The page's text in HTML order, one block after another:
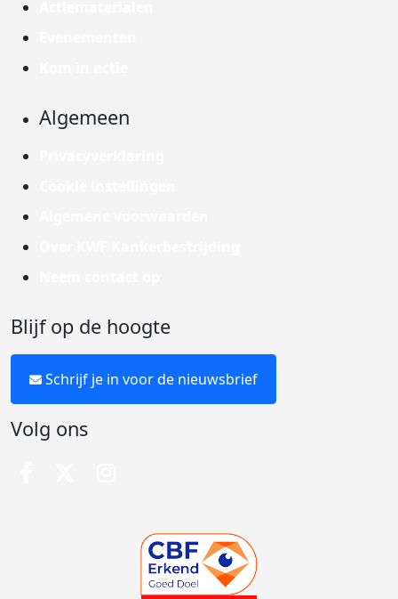
Algemeen
Blijf op de hoogte
Schrijf je in voor de nieuwsbrief
Volg ons